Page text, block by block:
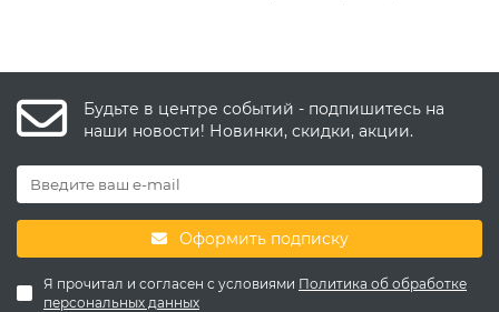
Будьте в центре событий - подпишитесь на
наши новости! Новинки, скидки, акции.
Оформить подписку
Я прочитал и согласен с условиями Политика об обработке
персональных данных